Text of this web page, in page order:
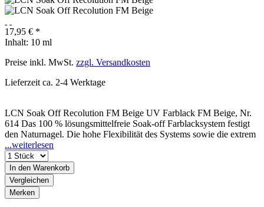
17,95 € *
Inhalt: 10 ml
Preise inkl. MwSt. zzgl. Versandkosten
Lieferzeit ca. 2-4 Werktage
LCN Soak Off Recolution FM Beige UV Farblack FM Beige, Nr.
614 Das 100 % lösungsmittelfreie Soak-off Farblacksystem festigt
den Naturnagel. Die hohe Flexibilität des Systems sowie die extrem
...weiterlesen
In den Warenkorb
Vergleichen
Merken